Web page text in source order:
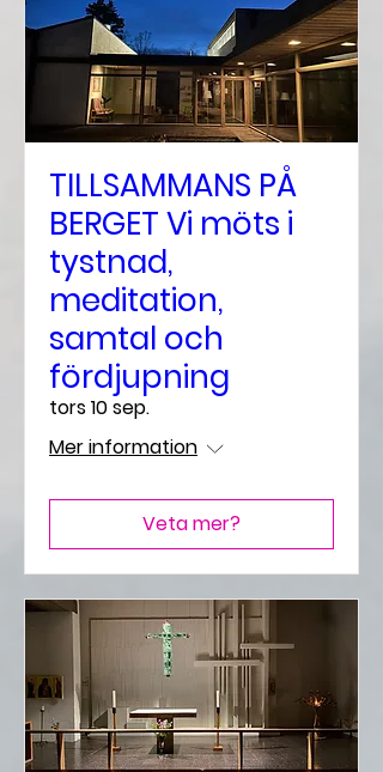
TILLSAMMANS PÅ
BERGET Vi möts i
tystnad,
meditation,
samtal och
fördjupning
tors 10 sep.
Mer information
Veta mer?